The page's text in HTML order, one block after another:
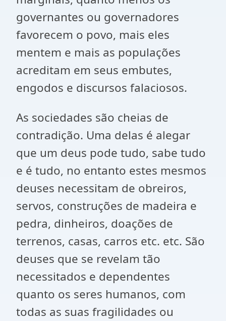
governantes ou governadores
favorecem o povo, mais eles
mentem e mais as populações
acreditam em seus embutes,
engodos e discursos falaciosos.
As sociedades são cheias de
contradição. Uma delas é alegar
que um deus pode tudo, sabe tudo
e é tudo, no entanto estes mesmos
deuses necessitam de obreiros,
servos, construções de madeira e
pedra, dinheiros, doações de
terrenos, casas, carros etc. etc. São
deuses que se revelam tão
necessitados e dependentes
quanto os seres humanos, com
todas as suas fragilidades ou